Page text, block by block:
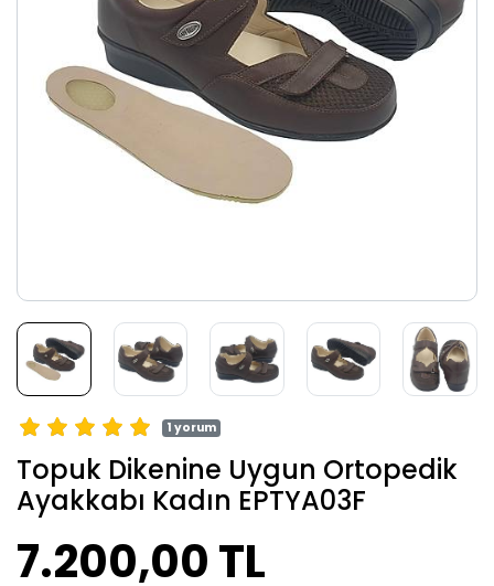
1 yorum
Topuk Dikenine Uygun Ortopedik
Ayakkabı Kadın EPTYA03F
7.200,00 TL